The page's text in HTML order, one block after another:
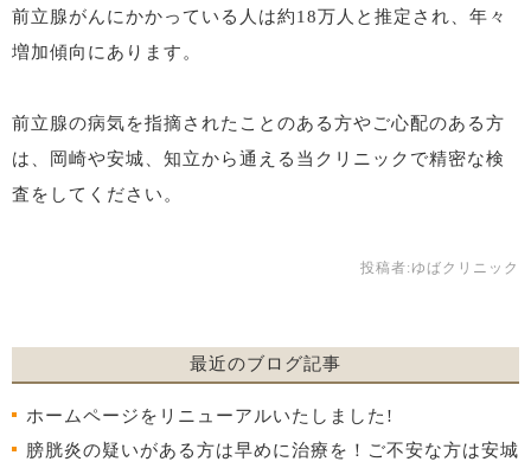
前立腺がんにかかっている人は約18万人と推定され、年々
増加傾向にあります。
前立腺の病気を指摘されたことのある方やご心配のある方
は、岡崎や安城、知立から通える当クリニックで精密な検
査をしてください。
投稿者: ゆばクリニック
最近のブログ記事
ホームページをリニューアルいたしました!
膀胱炎の疑いがある方は早めに治療を！ご不安な方は安城